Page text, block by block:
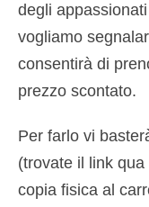
degli
vogliamo
consentirà di
prezzo scontato.
Per farlo vi
(trovate il link
copia fisica al